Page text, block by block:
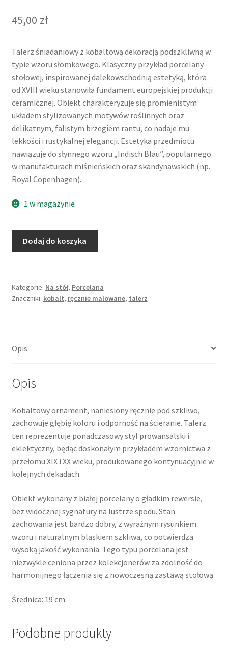
45,00 zł
Talerz śniadaniowy z kobaltową dekoracją podszkliwną w
typie wzoru słomkowego. Klasyczny przykład porcelany
stołowej, inspirowanej dalekowschodnią estetyką, która
od XVIII wieku stanowiła fundament europejskiej produkcji
ceramicznej. Obiekt charakteryzuje się promienistym
układem stylizowanych motywów roślinnych oraz
delikatnym, falistym brzegiem rantu, co nadaje mu
lekkości i rustykalnej elegancji. Estetyka przedmiotu
nawiązuje do słynnego wzoru „Indisch Blau”, popularnego
w manufakturach miśnieńskich oraz skandynawskich (np.
Royal Copenhagen).
1 w magazynie
wzór
słomkowy,
Dodaj do koszyka
Kategorie: Na stół, Porcelana
Znaczniki: kobalt, ręcznie malowane, talerz
Opis
Opis
Kobaltowy ornament, naniesiony ręcznie pod szkliwo,
zachowuje głębię koloru i odporność na ścieranie. Talerz
ten reprezentuje ponadczasowy styl prowansalski i
eklektyczny, będąc doskonałym przykładem wzornictwa z
przełomu XIX i XX wieku, produkowanego kontynuacyjnie w
kolejnych dekadach.
Obiekt wykonany z białej porcelany o gładkim rewersie,
bez widocznej sygnatury na lustrze spodu. Stan
zachowania jest bardzo dobry, z wyraźnym rysunkiem
wzoru i naturalnym blaskiem szkliwa, co potwierdza
wysoką jakość wykonania. Tego typu porcelana jest
niezwykle ceniona przez kolekcjonerów za zdolność do
harmonijnego łączenia się z nowoczesną zastawą stołową.
Średnica: 19 cm
Podobne produkty